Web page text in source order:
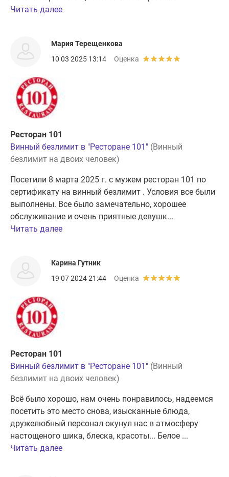
Читать далее
Мария Терещенкова
10 03 2025 13:14
Оценка
Ресторан 101
Винный безлимит в "Ресторане 101" (Винный
безлимит на двоих человек)
Посетили 8 марта 2025 г. с мужем ресторан 101 по
сертификату на винный безлимит . Условия все были
выполнены. Все было замечательно, хорошее
обслуживание и очень приятные девушк...
Читать далее
Карина Гутник
19 07 2024 21:44
Оценка
Ресторан 101
Винный безлимит в "Ресторане 101" (Винный
безлимит на двоих человек)
Всё было хорошо, нам очень понравилось, надеемся
посетить это место снова, изысканные блюда,
дружелюбный персонал окунул нас в атмосферу
настощеного шика, блеска, красоты... Белое ...
Читать далее